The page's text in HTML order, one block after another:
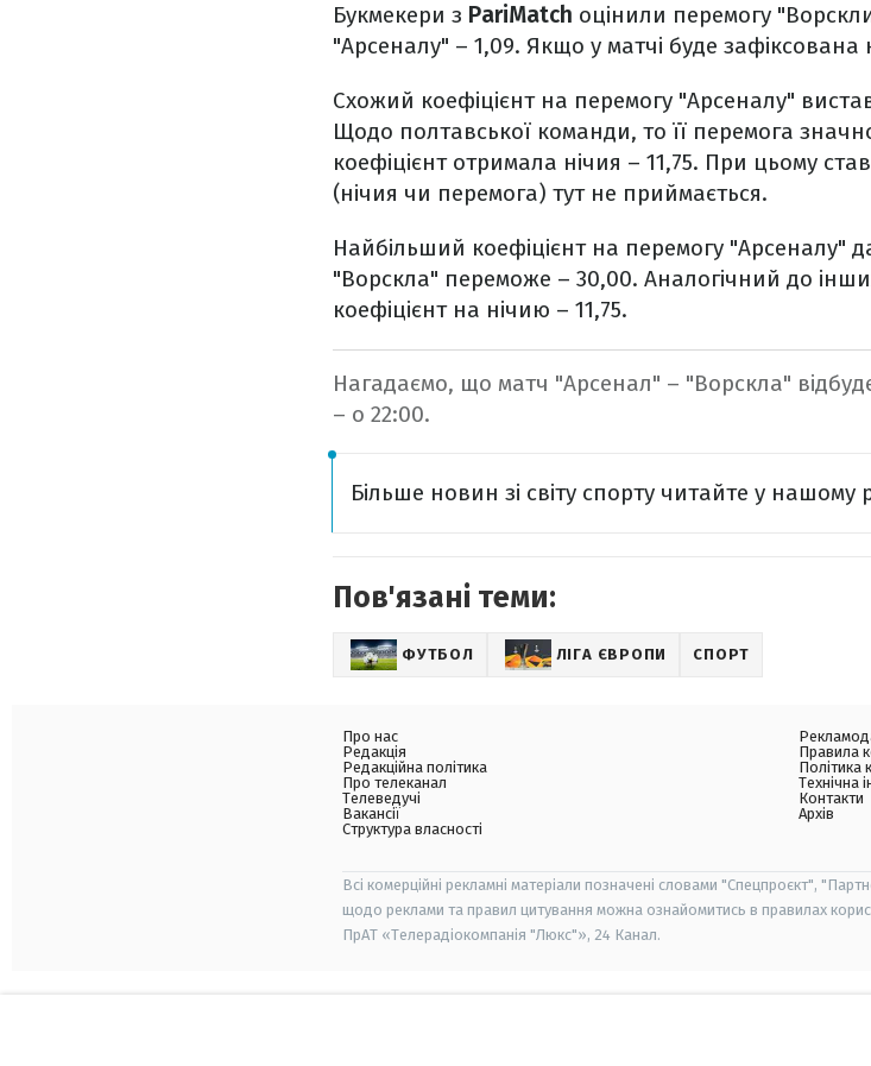
Букмекери з PariMatch оцінили перемогу
"Арсеналу" – 1,09. Якщо у матчі буде зафіксована
Схожий коефіцієнт на перемогу "Арсеналу"
Щодо полтавської команди, то її перемога
коефіцієнт отримала нічия – 11,75. При цьому
(нічия чи перемога) тут не приймається.
Найбільший коефіцієнт на перемогу "Арсеналу"
"Ворскла" переможе – 30,00. Аналогічний до
коефіцієнт на нічию – 11,75.
Нагадаємо, що матч "Арсенал" – "Ворскла"
– о 22:00.
Більше новин зі світу спорту читайте у нашому
Пов'язані теми:
ФУТБОЛ ЛІГА ЄВРОПИ СПОРТ
Про нас
Редакція
Редакційна політика
Про телеканал
Телеведучі
Вакансії
Структура власності
Правила
Політика
Технічна
Контакти
Архів
Всі комерційні рекламні матеріали позначені словами "Спецпроєкт",
щодо реклами та правил цитування можна ознайомитись в правилах
ПрАТ «Телерадіокомпанія "Люкс"», 24 Канал.